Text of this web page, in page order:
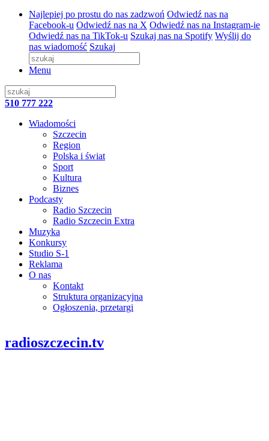
Najlepiej po prostu do nas zadzwoń Odwiedź nas na
Facebook-u Odwiedź nas na X Odwiedź nas na Instagram-ie
Odwiedź nas na TikTok-u Szukaj nas na Spotify Wyślij do
nas wiadomość Szukaj
Menu
510 777 222
Wiadomości
Szczecin
Region
Polska i świat
Sport
Kultura
Biznes
Podcasty
Radio Szczecin
Radio Szczecin Extra
Muzyka
Konkursy
Studio S-1
Reklama
O nas
Kontakt
Struktura organizacyjna
Ogłoszenia, przetargi
radioszczecin.tv